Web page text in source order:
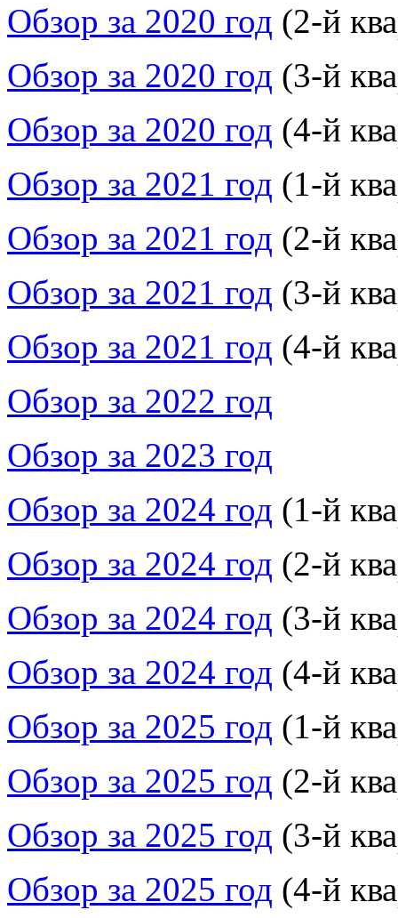
Обзор за 2020 год (2-й
Обзор за 2020 год (3-й
Обзор за 2020 год (4-й
Обзор за 2021 год (1-й
Обзор за 2021 год (2-й
Обзор за 2021 год (3-й
Обзор за 2021 год (4-й
Обзор за 2022 год
Обзор за 2023 год
Обзор за 2024 год (1-й
Обзор за 2024 год (2-й
Обзор за 2024 год (3-й
Обзор за 2024 год (4-й
Обзор за 2025 год (1-й
Обзор за 2025 год (2-й
Обзор за 2025 год (3-й
Обзор за 2025 год (4-й